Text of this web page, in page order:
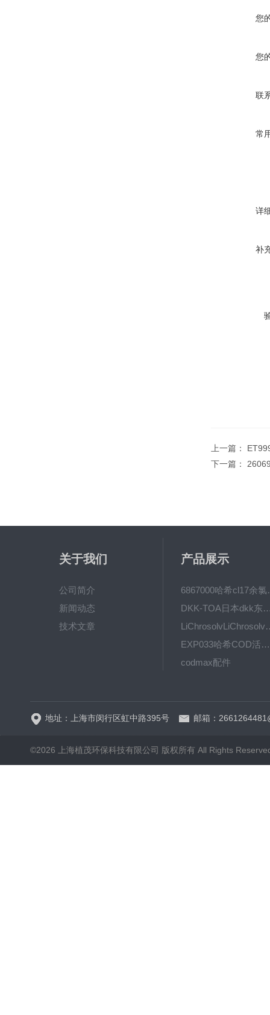
您
您
联
常
详
补
上一篇：
下一篇：
关于我们
公司简介
新闻动态
技术文章
产品展示
6867000
DKK-TOA日本dkk东亚电
EXP033哈希COD活塞泵价格 EXP033
codmax配件
地址：上海市闵行区虹中路395号 邮箱：
©2026 上海植茂环保科技有限公司 版权所有 All Rights